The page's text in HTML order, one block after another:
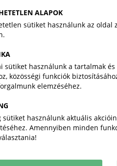
Milyen nyelvűek a
Várható költségek
repülőjegy (a
4 éjszaka
Dubaj-Abu-
Jelentkezési határidő
2018. augusztus 27.
ALAPOK
sütiket használunk az oldal
sütiket használunk a tartalmak
közösségi funkciók
elemzéséhez.
sütiket használunk aktuális
Amennyiben minden